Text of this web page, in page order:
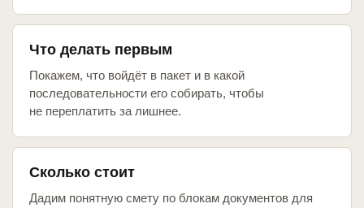
Что делать первым
Покажем, что войдёт в пакет и в какой
последовательности его собирать, чтобы
не переплатить за лишнее.
Сколько стоит
Дадим понятную смету по блокам документов для